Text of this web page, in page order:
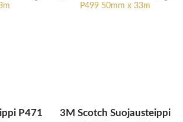
P471
3M Scotch Suojausteippi